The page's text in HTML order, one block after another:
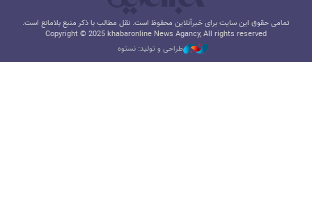
تمامی حقوق این سایت برای خبرآنلاین محفوظ است. نقل مطالب با ذکر منبع بلامانع است.
Copyright © 2025 khabaronline News Agancy, All rights reserved
طراحی و تولید: نستوه